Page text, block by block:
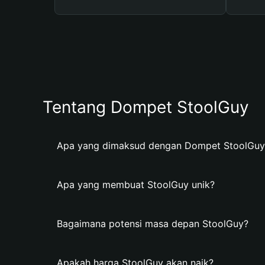
Tentang Dompet StoolGuy
Apa yang dimaksud dengan Dompet
Apa yang membuat StoolGuy unik?
Bagaimana potensi masa depan StoolGuy?
Apakah harga StoolGuy akan naik?